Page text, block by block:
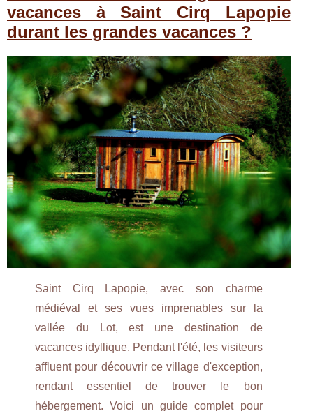
vacances à Saint Cirq Lapopie
durant les grandes vacances ?
Saint Cirq Lapopie, avec son charme
médiéval et ses vues imprenables sur la
vallée du Lot, est une destination de
vacances idyllique. Pendant l'été, les visiteurs
affluent pour découvrir ce village d'exception,
rendant essentiel de trouver le bon
hébergement. Voici un guide complet pour